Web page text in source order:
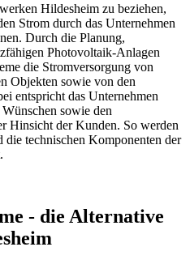
Hildesheim zu beziehen,
Strom durch das Unternehmen
Durch die Planung,
Photovoltaik-Anlagen
die Stromversorgung von
Objekten sowie von den
entspricht das Unternehmen
sowie den
Hinsicht der Kunden. So werden
die technischen Komponenten der
- die Alternative